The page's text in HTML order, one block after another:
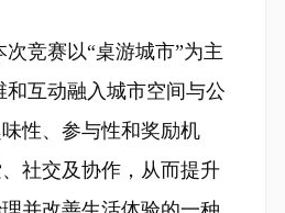
次竞赛以“桌游城市”为主
和互动融入城市空间与公
性、参与性和奖励机
社交及协作，从而提升